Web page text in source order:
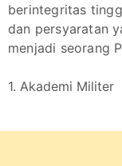
berintegritas
dan persyaratan
menjadi seorang
1. Akademi Militer